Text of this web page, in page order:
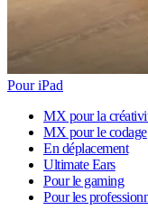
Pour iPad
MX pour la
MX pour le codage
En déplacement
Ultimate Ears
Pour le gaming
Pour les